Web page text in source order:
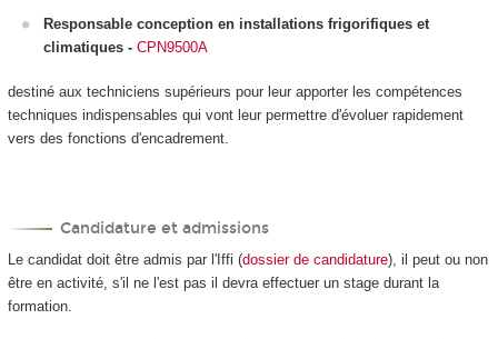
Responsable conception en installations frigorifiques et
climatiques - CPN9500A
destiné aux techniciens supérieurs pour leur apporter les compétences
techniques indispensables qui vont leur permettre d'évoluer rapidement
vers des fonctions d'encadrement.
Candidature et admissions
Le candidat doit être admis par l'Iffi (dossier de candidature), il peut ou non
être en activité, s'il ne l'est pas il devra effectuer un stage durant la
formation.